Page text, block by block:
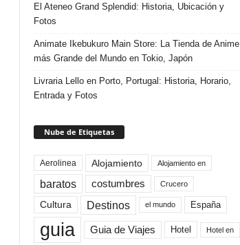
El Ateneo Grand Splendid: Historia, Ubicación y
Fotos
Animate Ikebukuro Main Store: La Tienda de Anime
más Grande del Mundo en Tokio, Japón
Livraria Lello en Porto, Portugal: Historia, Horario,
Entrada y Fotos
Nube de Etiquetas
Aerolinea Alojamiento Alojamiento en
baratos costumbres Crucero
Cultura Destinos el mundo España
guia Guia de Viajes Hotel Hotel en